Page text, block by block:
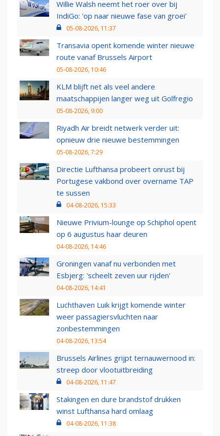
Willie Walsh neemt het roer over bij
IndiGo: 'op naar nieuwe fase van groei'
05-08-2026, 11:37
Transavia opent komende winter nieuwe
route vanaf Brussels Airport
05-08-2026, 10:46
KLM blijft net als veel andere
maatschappijen langer weg uit Golfregio
05-08-2026, 9:00
Riyadh Air breidt netwerk verder uit:
opnieuw drie nieuwe bestemmingen
05-08-2026, 7:29
Directie Lufthansa probeert onrust bij
Portugese vakbond over overname TAP
te sussen
04-08-2026, 15:33
Nieuwe Privium-lounge op Schiphol opent
op 6 augustus haar deuren
04-08-2026, 14:46
Groningen vanaf nu verbonden met
Esbjerg: 'scheelt zeven uur rijden'
04-08-2026, 14:41
Luchthaven Luik krijgt komende winter
weer passagiersvluchten naar
zonbestemmingen
04-08-2026, 13:54
Brussels Airlines grijpt ternauwernood in:
streep door vlootuitbreiding
04-08-2026, 11:47
Stakingen en dure brandstof drukken
winst Lufthansa hard omlaag
04-08-2026, 11:38